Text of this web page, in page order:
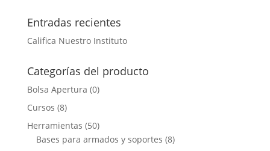
Entradas recientes
Califica Nuestro Instituto
Categorías del producto
Bolsa Apertura (0)
Cursos (8)
Herramientas (50)
Bases para armados y soportes (8)